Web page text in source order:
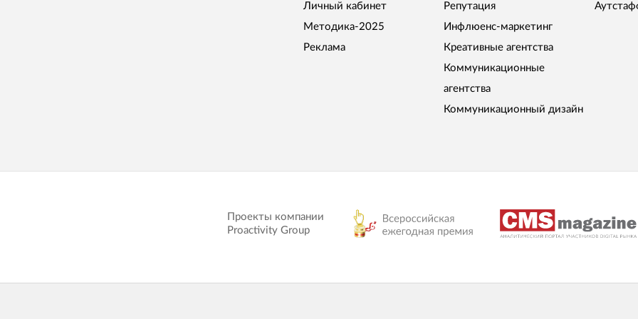
Личный кабинет
Методика-2025
Реклама
Репутация
Инфлюенс-маркетинг
Креативные агентства
Коммуникационные
агентства
Коммуникационный дизайн
Проекты компании
Proactivity Group